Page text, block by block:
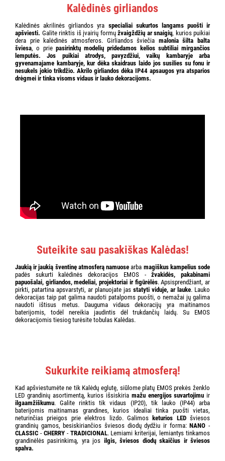
Kalėdinės girliandos
Kalėdinės akrilinės girliandos yra specialiai sukurtos langams puošti ir
apšviesti. Galite rinktis iš įvairių formų žvaigždžių ar snaigių, kurios puikiai
dera prie kalėdinės atmosferos. Girliandos šviečia malonia šilta balta
šviesa, o prie pasirinktų modeliųpridedamos kelios subtiliai mirgančios
lemputės.Jos puikiai atrodys, pavyzdžiui,vaikų kambaryjearba
gyvenamajame kambaryje, kur dėka skaidraus laido jos susilies su fonu ir
nesukels jokio trikdžio. Akrilo girliandos dėka IP44 apsaugos yra atsparios
drėgmei ir tinka visoms vidaus ir lauko dekoracijoms.
Suteikite sau pasakiškas Kalėdas!
Jaukią ir jaukią šventinę atmosferą namuosearba magiškus kampelius sode
padės sukurti kalėdinės dekoracijos EMOS -žvakidės, pakabinami
papuošalai, girliandos, medeliai, projektoriai ir figūrėlės. Apsisprendžiant, ar
pirkti, patartina apsvarstyti, ar planuojate jas statyti viduje, ar lauke. Lauko
dekoracijas taip pat galima naudoti patalpoms puošti, o nemažai jų galima
naudoti ištisus metus. Dauguma vidaus dekoracijų yra maitinamos
baterijomis, todėl nereikia jaudintis dėl trukdančių laidų. Su EMOS
dekoracijomis tiesiog turėsite tobulas Kalėdas.
Sukurkite reikiamą atmosferą!
Kad apšviestumėte ne tik Kalėdų eglutę, siūlome platų EMOS prekės ženklo
LED grandinių asortimentą, kurios išsiskiria mažu energijos suvartojimu ir
ilgaamžiškumu. Galite rinktis tik vidaus (IP20), tik lauko (IP44) arba
baterijomis maitinamas grandines, kurios idealiai tinka puošti vietas,
neturinčias prieigos prie elektros lizdo. Galimos keturios LEDšviesos
grandinių gamos, besiskiriančios šviesos diodų dydžiu ir forma:NANO -
CLASSIC - CHERRY- TRADICIONAL. Lemiami kriterijai, lemiantys tinkamos
grandinėlės pasirinkimą, yra jos ilgis, šviesos diodų skaičius ir šviesos
spalva.